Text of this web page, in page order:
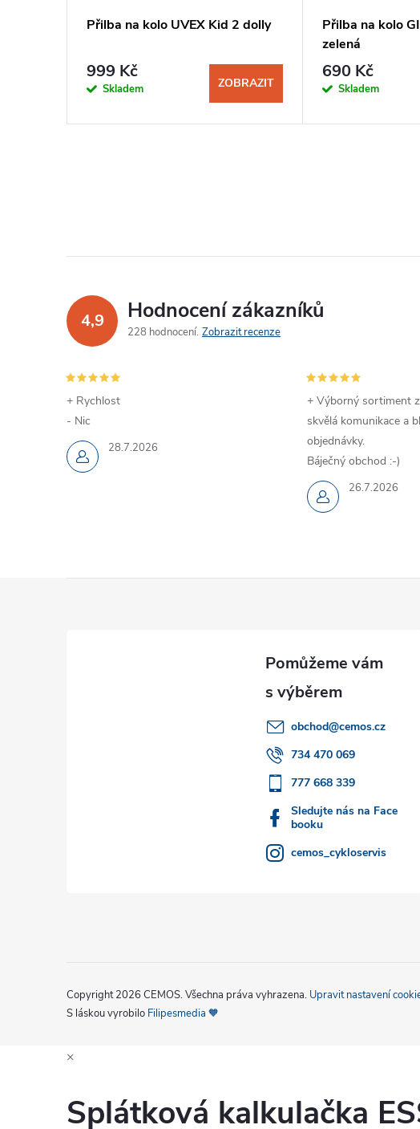
Přilba na kolo UVEX Kid 2 dolly
999 Kč
Skladem ZOBRAZIT
Přilba na kolo
zelená
690 Kč
Skladem
4,9 Hodnocení zákazníků
228 hodnocení Zobrazit recenze
28.7.2026
+ Rychlost
- Nic
26.7.2026
+ Výborný sortiment
skvělá komunikace a
objednávky.
Báječný obchod :-)
obchod@cemos.cz
734 470 069
777 668 339
Sledujte nás na Face
booku
cemos_cykloservis
Copyright 2026 CEMOS. Všechna práva vyhrazena. Upravit nastavení
S láskou vyrobilo Filipesmedia 🧡
×
Splátková kalkulačka